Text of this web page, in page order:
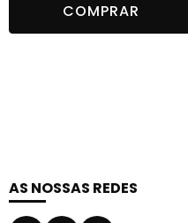
COMPRAR
AS NOSSAS REDES